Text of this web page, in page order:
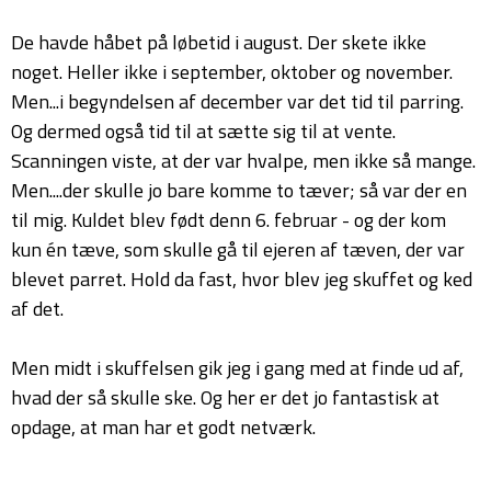
De havde håbet på løbetid i august. Der skete ikke
noget. Heller ikke i september, oktober og november.
Men...i begyndelsen af december var det tid til parring.
Og dermed også tid til at sætte sig til at vente.
Scanningen viste, at der var hvalpe, men ikke så mange.
Men....der skulle jo bare komme to tæver; så var der en
til mig. Kuldet blev født denn 6. februar - og der kom
kun én tæve, som skulle gå til ejeren af tæven, der var
blevet parret. Hold da fast, hvor blev jeg skuffet og ked
af det.
Men midt i skuffelsen gik jeg i gang med at finde ud af,
hvad der så skulle ske. Og her er det jo fantastisk at
opdage, at man har et godt netværk.